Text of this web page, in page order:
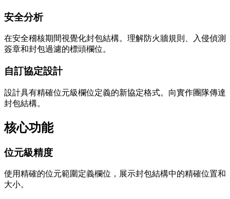
安全分析
在安全稽核期間視覺化封包結構。理解防火牆規則、入侵偵測
簽章和封包過濾的標頭欄位。
自訂協定設計
設計具有精確位元級欄位定義的新協定格式。向實作團隊傳達
封包結構。
核心功能
位元級精度
使用精確的位元範圍定義欄位，展示封包結構中的精確位置和
大小。